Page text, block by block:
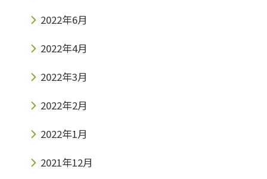
2022年6月
2022年4月
2022年3月
2022年2月
2022年1月
2021年12月